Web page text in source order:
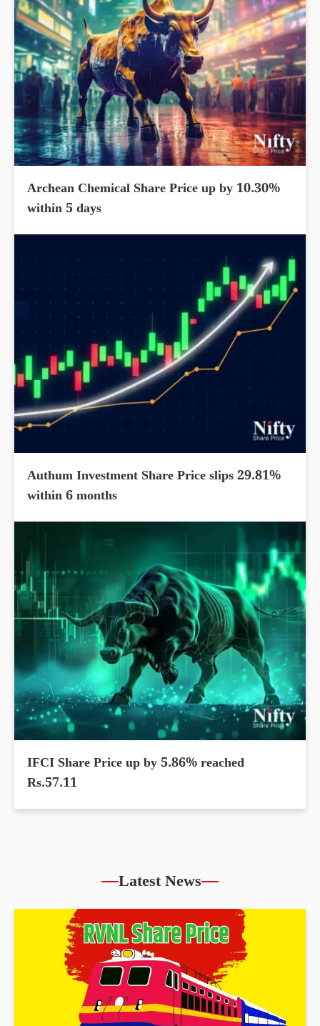
Archean Chemical Share Price up by 10.30%
within 5 days
Authum Investment Share Price slips 29.81%
within 6 months
IFCI Share Price up by 5.86% reached
Rs.57.11
Latest News